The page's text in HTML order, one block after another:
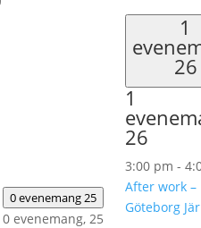
0 evenemang25
0 evenemang, 25
1
26
1
26
3:00 pm -
After work –
Göteborg